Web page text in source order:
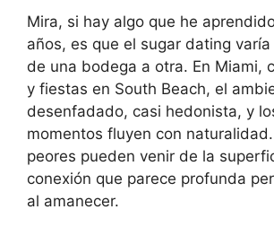
Mira, si hay algo que he
años, es que el sugar dating
de una bodega a otra. En Miami,
y fiestas en South Beach, el
desenfadado, casi hedonista, y
momentos fluyen con
peores pueden venir de la
conexión que parece profunda
al amanecer.